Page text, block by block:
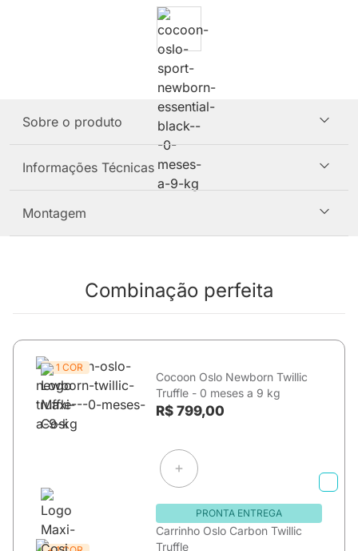
Sobre o produto
Informações Técnicas
Montagem
Combinação perfeita
+ 1 COR
Cocoon Oslo Newborn Twillic
Truffle - 0 meses a 9 kg
R$ 799,00
PRONTA ENTREGA
Carrinho Oslo Carbon Twillic
Truffle